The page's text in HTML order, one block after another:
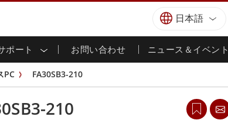
日本語
ポート お問い合わせ ニュース＆イベント
PCおよびHMI
)
CAPタッチ)
(抵抗膜方式)
防衛頑丈なノートパソコン
化学、ATEX
業
海洋
ィ
ービスセンター
のお知らせ
示会
認証／コンプライアンス
PC FA30SB3-210
210